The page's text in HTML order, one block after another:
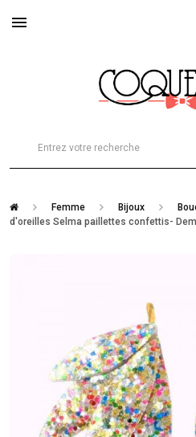
Femme Bijoux
d'oreilles Selma paillettes confettis-